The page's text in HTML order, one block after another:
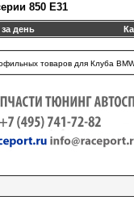
850 E31
день
товаров для Клуба